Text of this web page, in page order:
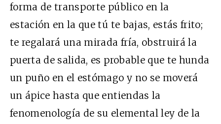
forma de transporte público en la
estación en la que tú te bajas, estás frito;
te regalará una mirada fría, obstruirá la
puerta de salida, es probable que te hunda
un puño en el estómago y no se moverá
un ápice hasta que entiendas la
fenomenología de su elemental ley de la